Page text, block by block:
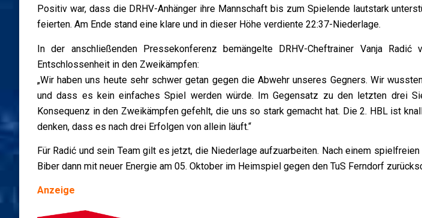
Positiv war, dass die DRHV-Anhänger ihre Mannschaft bis zum Spielende lautstark
feierten. Am Ende stand eine klare und in dieser Höhe verdiente 22:37-Niederlage.
In der anschließenden Pressekonferenz bemängelte DRHV-Cheftrainer Vanja
Entschlossenheit in den Zweikämpfen:
„Wir haben uns heute sehr schwer getan gegen die Abwehr unseres Gegners. Wir
und dass es kein einfaches Spiel werden würde. Im Gegensatz zu den letzten drei
Konsequenz in den Zweikämpfen gefehlt, die uns so stark gemacht hat. Die 2. HBL ist
denken, dass es nach drei Erfolgen von allein läuft.“
Für Radić und sein Team gilt es jetzt, die Niederlage aufzuarbeiten. Nach einem
Biber dann mit neuer Energie am 05. Oktober im Heimspiel gegen den TuS Ferndorf
Anzeige